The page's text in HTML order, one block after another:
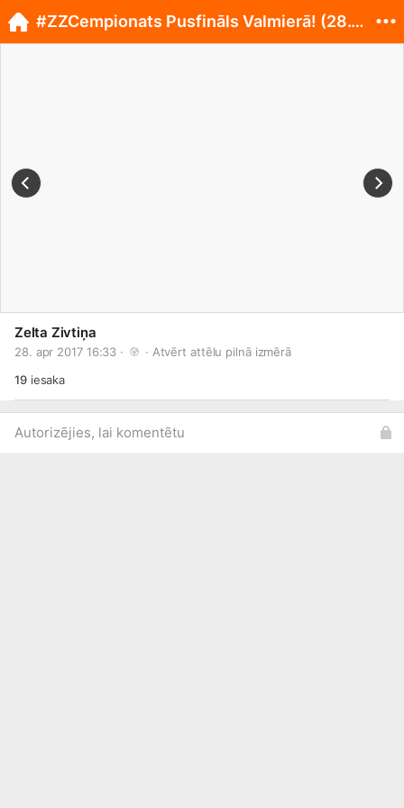
Zelta Zivtiņa
28. apr 2017 16:33 · · Atvērt attēlu pilnā izmērā
19iesaka
Autorizējies, lai komentētu
#ZZCempionats Pusfināls Valmierā! (28.04.)